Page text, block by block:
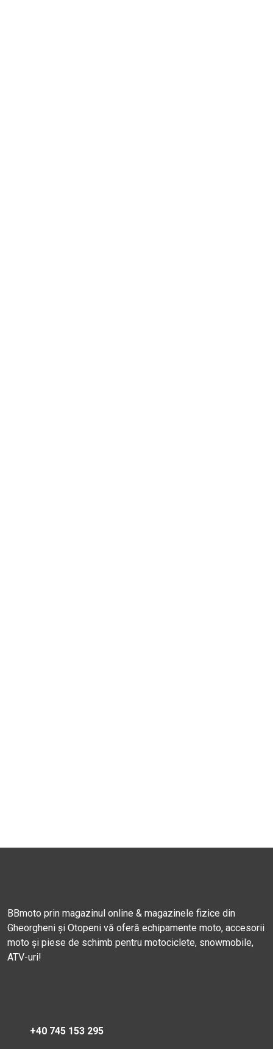
BBmoto prin magazinul online & magazinele fizice din
Gheorgheni și Otopeni vă oferă echipamente moto, accesorii
moto și piese de schimb pentru motociclete, snowmobile,
ATV-uri!
+40 745 153 295